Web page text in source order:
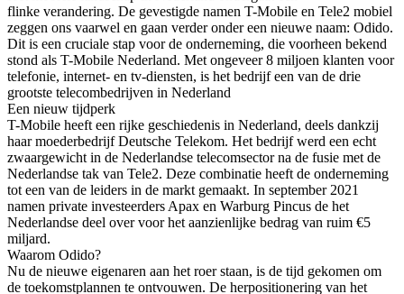
flinke verandering. De gevestigde namen T-Mobile en Tele2 mobiel
zeggen ons vaarwel en gaan verder onder een nieuwe naam: Odido.
Dit is een cruciale stap voor de onderneming, die voorheen bekend
stond als T-Mobile Nederland. Met ongeveer 8 miljoen klanten voor
telefonie, internet- en tv-diensten, is het bedrijf een van de drie
grootste telecombedrijven in Nederland
Een nieuw tijdperk
T-Mobile heeft een rijke geschiedenis in Nederland, deels dankzij
haar moederbedrijf Deutsche Telekom. Het bedrijf werd een echt
zwaargewicht in de Nederlandse telecomsector na de fusie met de
Nederlandse tak van Tele2. Deze combinatie heeft de onderneming
tot een van de leiders in de markt gemaakt. In september 2021
namen private investeerders Apax en Warburg Pincus de het
Nederlandse deel over voor het aanzienlijke bedrag van ruim €5
miljard.
Waarom Odido?
Nu de nieuwe eigenaren aan het roer staan, is de tijd gekomen om
de toekomstplannen te ontvouwen. De herpositionering van het